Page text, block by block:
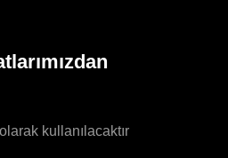
kullanılacaktır